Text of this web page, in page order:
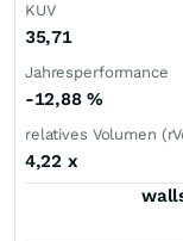
KUV
35,71
Jahresperformance
-12,88 %
relatives Volumen
4,22 x